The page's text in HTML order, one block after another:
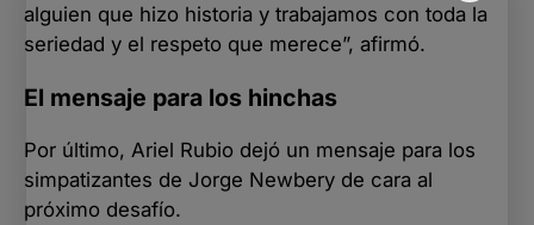
alguien que hizo historia y trabajamos con toda la
seriedad y el respeto que merece”, afirmó.
El mensaje para los hinchas
Por último, Ariel Rubio dejó un mensaje para los
simpatizantes de Jorge Newbery de cara al
próximo desafío.